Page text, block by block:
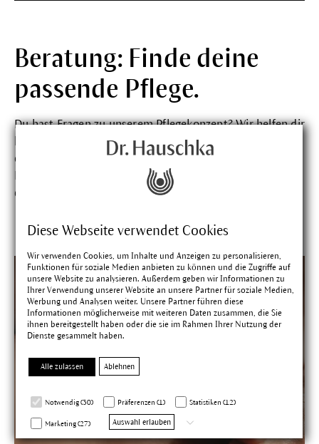
Diese Webseite verwendet Cookies
Wir verwenden Cookies, um Inhalte und Anzeigen zu personalisieren,
Funktionen für soziale Medien anbieten zu können und die Zugriffe auf
unsere Website zu analysieren. Außerdem geben wir Informationen zu
Ihrer Verwendung unserer Website an unsere Partner für soziale Medien,
Werbung und Analysen weiter. Unsere Partner führen diese
Informationen möglicherweise mit weiteren Daten zusammen, die Sie
ihnen bereitgestellt haben oder die sie im Rahmen Ihrer Nutzung der
Dienste gesammelt haben.
Alle zulassen Ablehnen
Notwendig (30) Präferenzen (1) Statistiken (12)
Marketing (27) Auswahl erlauben
Beratung: Finde deine
passende Pflege.
Du hast Fragen zu unserem Pflegekonzept? Wir helfen dir
bei speziellen Fragen gerne weiter.Kontaktiere
einfach. Unser
Online-Hauttest verrät dir, welches
Hautbild du hast und welche Produkte die richtigen für
dich sind.